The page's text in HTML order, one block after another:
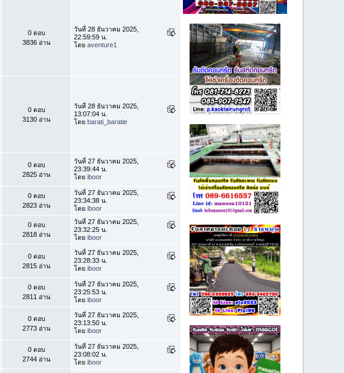
0 ตอบ
3836 อ่าน
วันที่ 28 ธันวาคม 2025,
22:59:59 น.
โดยaventure1
0 ตอบ
3130 อ่าน
วันที่ 28 ธันวาคม 2025,
13:07:04 น.
โดยbarati_baratie
0 ตอบ
2825 อ่าน
วันที่ 27 ธันวาคม 2025,
23:39:44 น.
โดยiboor
0 ตอบ
2823 อ่าน
วันที่ 27 ธันวาคม 2025,
23:34:38 น.
โดยiboor
0 ตอบ
2818 อ่าน
วันที่ 27 ธันวาคม 2025,
23:32:25 น.
โดยiboor
0 ตอบ
2815 อ่าน
วันที่ 27 ธันวาคม 2025,
23:28:33 น.
โดยiboor
0 ตอบ
2811 อ่าน
วันที่ 27 ธันวาคม 2025,
23:25:53 น.
โดยiboor
0 ตอบ
2773 อ่าน
วันที่ 27 ธันวาคม 2025,
23:13:50 น.
โดยiboor
0 ตอบ
2744 อ่าน
วันที่ 27 ธันวาคม 2025,
23:08:02 น.
โดยiboor